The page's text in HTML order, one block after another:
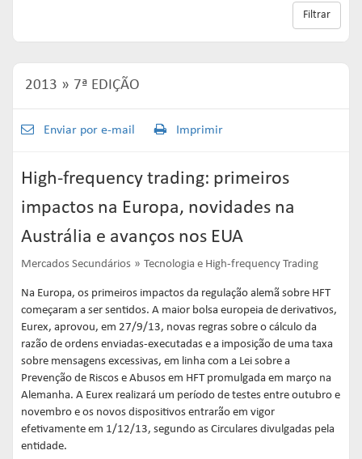
associados
LISTA DE ASSOCIADOS
NOTÍCIAS
INFORMAR
Links mais acessados:
estatísticas
CONSOLIDADO DIÁRIO DE
estatísticas
PROJEÇÕES IPCA E IGP-M
fundos de investimentos
entenda o compromisso
INFORMAR
ESTRUTURADOS
grupos consultivos permanentes
MACROECONÔMICO
documentos
NOTÍCIAS
documentos
entenda o compromisso
REPRESENTAR
AUTORREGULADAS
solicitações
HABILITAÇÃO DE
COMO ADERIR
entenda o compromisso
AUTORREGULAR
EDUCAR
Filtrar
2013 7ª EDIÇÃO
Enviar por e-mail Imprimir
High-frequency trading: primeiros
impactos na Europa, novidades na
Austrália e avanços nos EUA
Mercados Secundários Tecnologia e High-frequency Trading
Na Europa, os primeiros impactos da regulação alemã sobre HFT
começaram a ser sentidos. A maior bolsa europeia de derivativos,
Eurex, aprovou, em 27/9/13, novas regras sobre o cálculo da
razão de ordens enviadas-executadas e a imposição de uma taxa
sobre mensagens excessivas, em linha com a Lei sobre a
Prevenção de Riscos e Abusos em HFT promulgada em março na
Alemanha. A Eurex realizará um período de testes entre outubro e
novembro e os novos dispositivos entrarão em vigor
efetivamente em 1/12/13, segundo as Circulares divulgadas pela
entidade.